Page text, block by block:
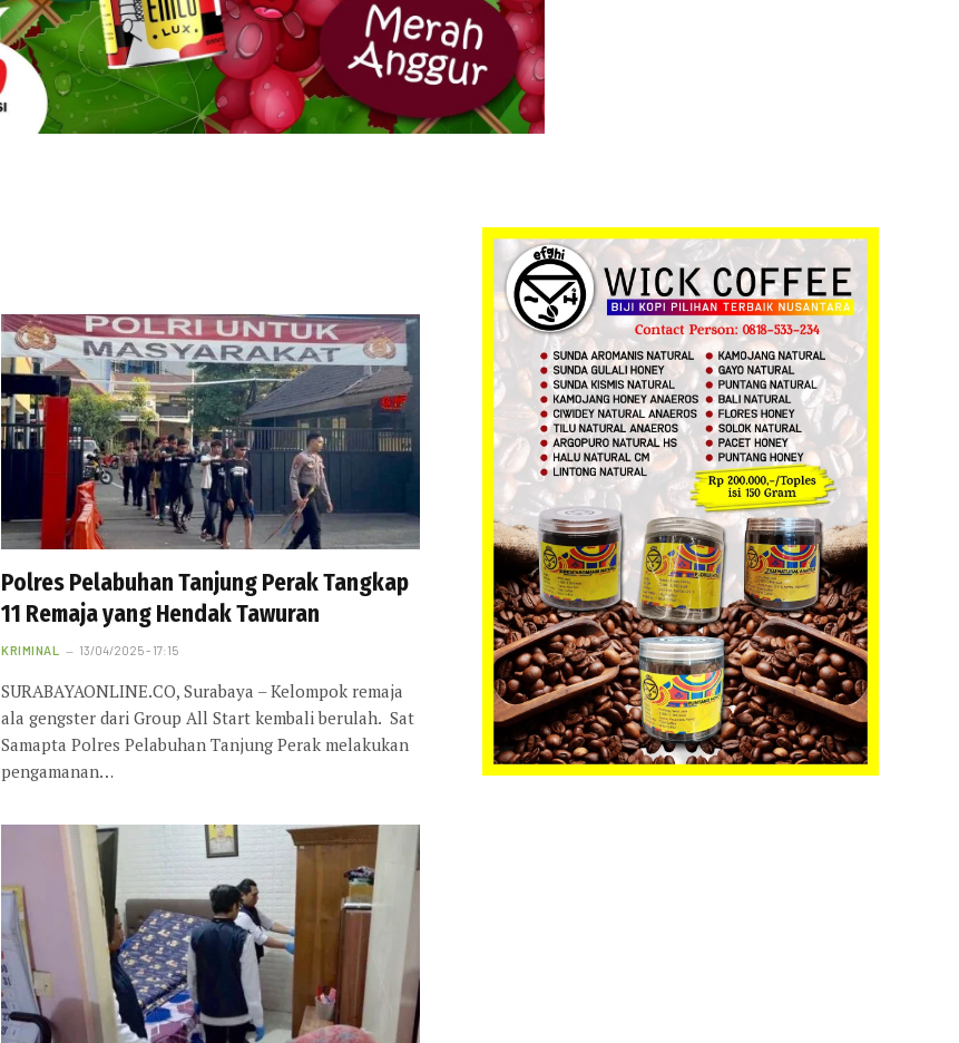
Polres Pelabuhan Tanjung Perak Tangkap
11 Remaja yang Hendak Tawuran
KRIMINAL 13/04/2025 - 17:15
SURABAYAONLINE.CO, Surabaya – Kelompok remaja
ala gengster dari Group All Start kembali berulah. Sat
Samapta Polres Pelabuhan Tanjung Perak melakukan
pengamanan…